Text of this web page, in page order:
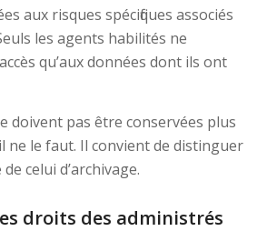
aux risques spécifiques associés
les agents habilités ne
qu’aux données dont ils ont
doivent pas être conservées plus
ne le faut. Il convient de distinguer
celui d’archivage.
droits des administrés